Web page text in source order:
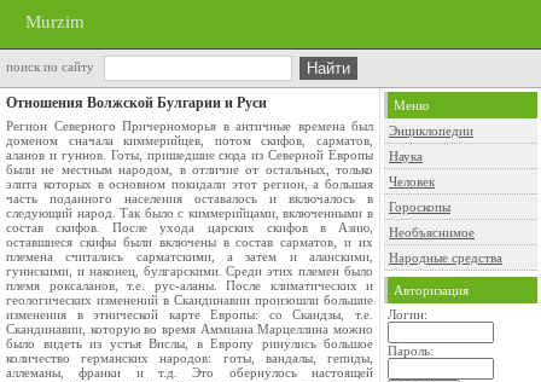
Murzim
поиск по сайту
Отношения Волжской Булгарии и Руси
Регион Северного Причерноморья в античные времена был
доменом сначала киммерийцев, потом скифов, сарматов,
аланов и гуннов. Готы, пришедшие сюда из Северной Европы
были не местным народом, в отличие от остальных, только
элита которых в основном покидали этот регион, а большая
часть поданного населения оставалось и включалось в
следующий народ. Так было с киммерийцами, включенными в
состав скифов. После ухода царских скифов в Азию,
оставшиеся скифы были включены в состав сарматов, и их
племена считались сарматскими, а затем и аланскими,
гуннскими, и наконец, булгарскими. Среди этих племен было
племя роксаланов, т.е. рус-аланы. После климатических и
геологических изменений в Скандинавии произошли большие
изменения в этнической карте Европы: со Скандзы, т.е.
Скандинавии, которую во время Аммиана Марцеллина можно
было видеть из устья Вислы, в Европу ринулись большое
количество германских народов: готы, вандалы, гепиды,
аллеманы, франки и т.д. Это обернулось настоящей
Меню
Энциклопедии
Наука
Человек
Гороскопы
Необъяснимое
Народные средства
Авторизация
Логин:
Пароль: